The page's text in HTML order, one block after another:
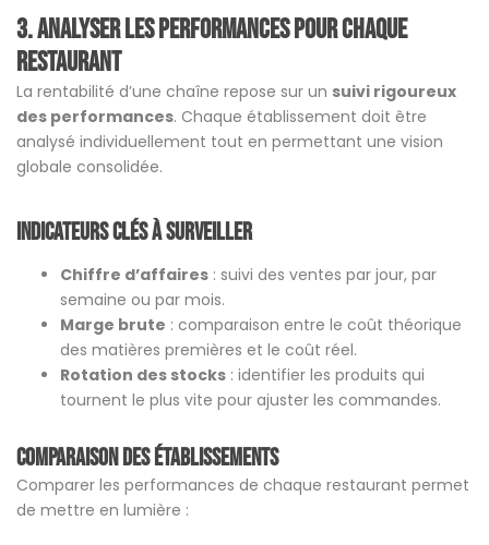
3. Analyser les performances pour chaque
restaurant
La rentabilité d’une chaîne repose sur un suivi rigoureux
des performances. Chaque établissement doit être
analysé individuellement tout en permettant une vision
globale consolidée.
Indicateurs clés à surveiller
Chiffre d’affaires : suivi des ventes par jour, par
semaine ou par mois.
Marge brute : comparaison entre le coût théorique
des matières premières et le coût réel.
Rotation des stocks : identifier les produits qui
tournent le plus vite pour ajuster les commandes.
Comparaison des établissements
Comparer les performances de chaque restaurant permet
de mettre en lumière :